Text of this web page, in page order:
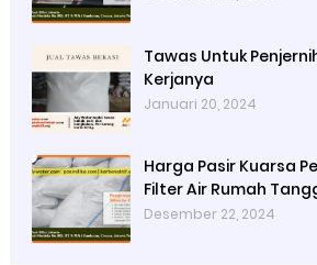
Tawas Untuk
Kerjanya
Januari 20, 2024
Harga Pasir Kuarsa
Filter Air Rumah
Desember 22, 2024